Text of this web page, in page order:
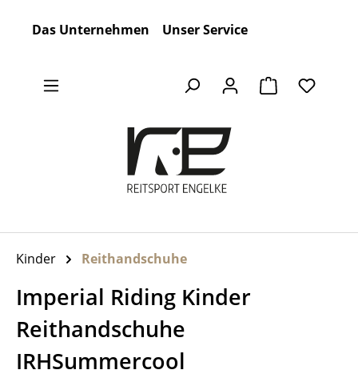
Das Unternehmen Unser Service
Warenkorb
Kinder Reithandschuhe
Imperial Riding Kinder
Reithandschuhe
IRHSummercool